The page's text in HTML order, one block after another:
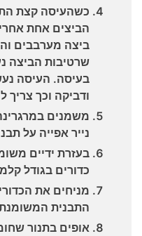
כשהעיסה קצת
הביצים אחת
ביצה מערבבים
שרטיבות הביצה
בעיסה. העיסה
ודביקה וכך צריך
משמנים
נייר אפייה על
בעזרת ידיים
כדורים בגודל
מניחים את
התבנית